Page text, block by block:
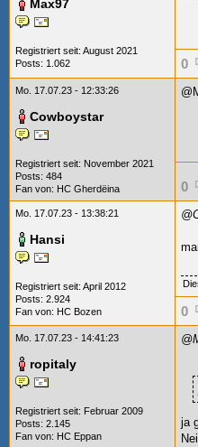
Max97
Registriert seit: August 2021
Posts: 1.062
0
Mo. 17.07.23 - 12:33:26
Cowboystar
Registriert seit: November 2021
Posts: 484
Fan von: HC Gherdëina 0
Mo. 17.07.23 - 13:38:21
Hansi
Registriert seit: April 2012
Posts: 2.924
Fan von: HC Bozen 0
Mo. 17.07.23 - 14:41:23
ropitaly
Registriert seit: Februar 2009
Posts: 2.145
Fan von: HC Eppan
ja